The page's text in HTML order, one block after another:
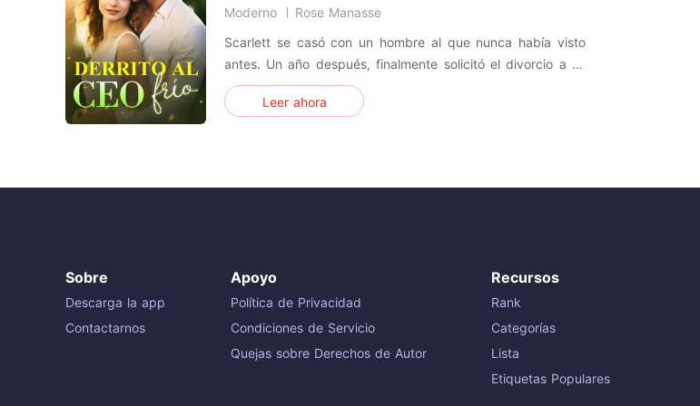
Moderno
Rose Manasse
Scarlett se casó con un hombre al que nunca había visto
antes. Un año después, finalmente solicitó el divorcio a su
misterioso marido, con la esperanza de llevar una vida
pacífica como mujer soltera. Pero aparentemente el destino
Leer ahora
Sobre
Descarga la app
Contactarnos
Apoyo
Política de Privacidad
Condiciones de Servicio
Quejas sobre Derechos de Autor
Recursos
Rank
Categorías
Lista
Etiquetas Populares